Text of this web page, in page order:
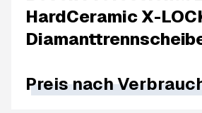
HardCeramic X-
Preis nach